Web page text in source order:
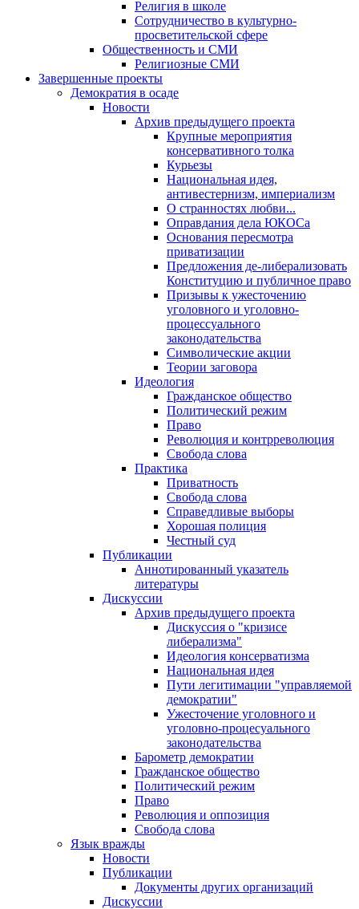
Религия в школе
Сотрудничество в культурно-
просветительской сфере
Общественность и СМИ
Религиозные СМИ
Завершенные проекты
Демократия в осаде
Новости
Архив предыдущего проекта
Крупные мероприятия
консервативного толка
Курьезы
Национальная идея,
антивестернизм, империализм
О странностях любви...
Оправдания дела ЮКОСа
Основания пересмотра
приватизации
Предложения де-либерализовать
Конституцию и публичное право
Призывы к ужесточению
уголовного и уголовно-
процессуального
законодательства
Символические акции
Теории заговора
Идеология
Гражданское общество
Политический режим
Право
Революция и контрреволюция
Свобода слова
Практика
Приватность
Свобода слова
Справедливые выборы
Хорошая полиция
Честный суд
Публикации
Аннотированный указатель
литературы
Дискуссии
Архив предыдущего проекта
Дискуссия о "кризисе
либерализма"
Идеология консерватизма
Национальная идея
Пути легитимации "управляемой
демократии"
Ужесточение уголовного и
уголовно-процесуального
законодательства
Барометр демократии
Гражданское общество
Политический режим
Право
Революция и оппозиция
Свобода слова
Язык вражды
Новости
Публикации
Документы других организаций
Дискуссии